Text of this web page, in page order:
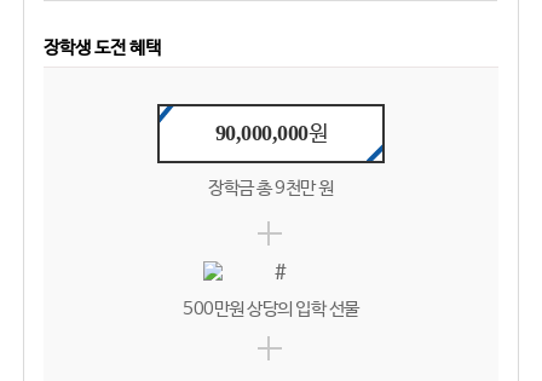
장학생 도전 혜택
90,000,000원
장학금 총 9천만 원
500만원 상당의 입학 선물